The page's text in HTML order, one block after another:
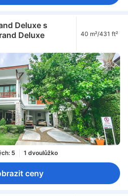
Deluxe s
Deluxe
40 m²/431 ft²
5 1 dvoulůžko
ceny